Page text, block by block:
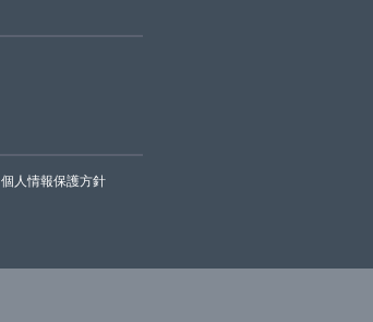
個人情報保護方針